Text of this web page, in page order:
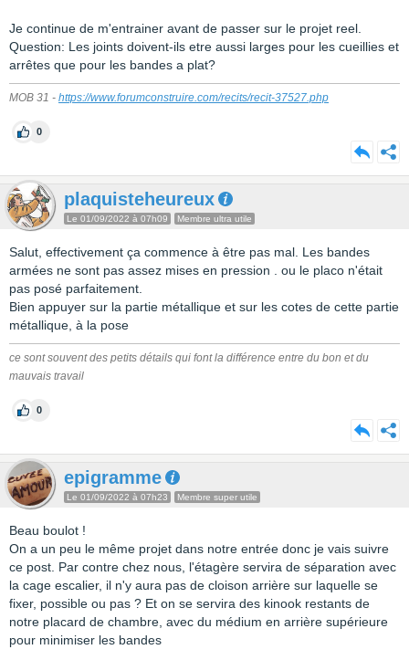
Je continue de m'entrainer avant de passer sur le projet reel.
Question: Les joints doivent-ils etre aussi larges pour les cueillies et
arrêtes que pour les bandes a plat?
MOB 31 - https://www.forumconstruire.com/recits/recit-37527.php
0
plaquisteheureux
Le 01/09/2022 à 07h09 Membre ultra utile
Salut, effectivement ça commence à être pas mal. Les bandes
armées ne sont pas assez mises en pression . ou le placo n'était
pas posé parfaitement.
Bien appuyer sur la partie métallique et sur les cotes de cette partie
métallique, à la pose
ce sont souvent des petits détails qui font la différence entre du bon et du
mauvais travail
0
epigramme
Le 01/09/2022 à 07h23 Membre super utile
Beau boulot !
On a un peu le même projet dans notre entrée donc je vais suivre
ce post. Par contre chez nous, l'étagère servira de séparation avec
la cage escalier, il n'y aura pas de cloison arrière sur laquelle se
fixer, possible ou pas ? Et on se servira des kinook restants de
notre placard de chambre, avec du médium en arrière supérieure
pour minimiser les bandes